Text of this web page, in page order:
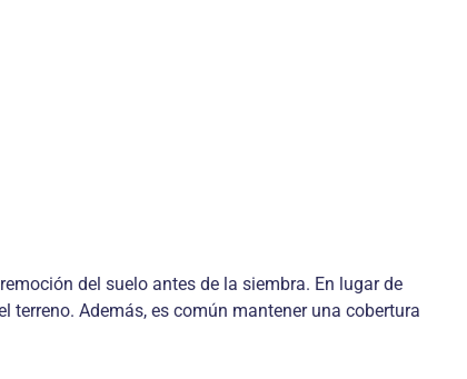
del suelo antes de la siembra. En lugar de
Además, es común mantener una cobertura